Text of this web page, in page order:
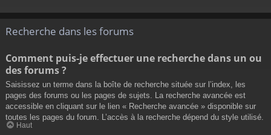
Recherche dans les forums
Comment puis-je effectuer une recherche dans un ou
des forums ?
Saisissez un terme dans la boîte de recherche située sur l’index, les
pages des forums ou les pages de sujets. La recherche avancée est
accessible en cliquant sur le lien « Recherche avancée » disponible sur
toutes les pages du forum. L’accès à la recherche dépend du style utilisé.
Haut